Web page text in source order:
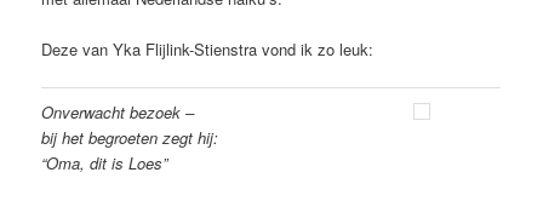
Deze van Yka Flijlink-Stienstra vond ik zo leuk:
Onverwacht bezoek –
bij het begroeten zegt hij:
“Oma, dit is Loes”